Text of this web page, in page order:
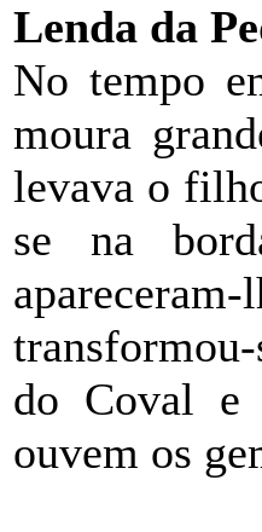
Lenda da
No tempo
moura
levava o
se na
do Coval e
ouvem os